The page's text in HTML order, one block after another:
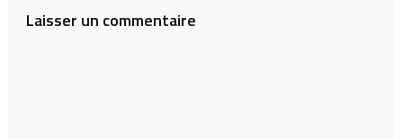
Laisser un commentaire